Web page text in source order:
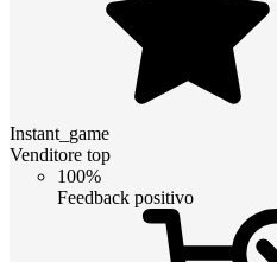
Instant_game
Venditore top
100%
Feedback positivo